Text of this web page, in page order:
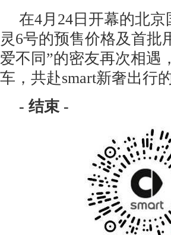
在4月24日开幕的北
灵6号的预售价格及首批
爱不同”的密友再次相遇
车，共赴smart新奢出行
- 结束 -